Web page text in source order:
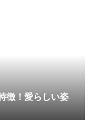
徴！愛らしい姿